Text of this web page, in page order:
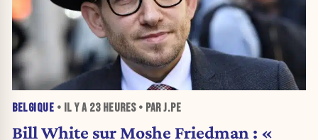
BELGIQUE • IL Y A 23 HEURES• PAR J.PE
Bill White sur Moshe Friedman : «